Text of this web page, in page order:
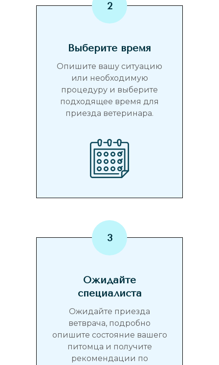
Выберите время
Опишите вашу ситуацию
или необходимую
процедуру и выберите
подходящее время для
приезда ветеринара.
Ожидайте
специалиста
Ожидайте приезда
ветврача, подробно
опишите состояние вашего
питомца и получите
рекомендации по